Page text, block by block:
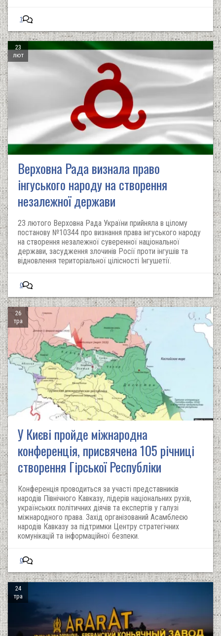
1
23
лют
Верховна Рада визнала право
інгуського народу на створення
незалежної держави
23 лютого Верховна Рада України прийняла в цілому
постанову №10344 про визнання права інгуського народу
на створення незалежної суверенної національної
держави, засудження злочинів Росії проти інгушів та
відновлення територіальної цілісності Інгушетії.
0
26
тра
У Києві пройде міжнародна
конференція, присвячена 105 річниці
створення Гірської Республіки
Конференція проводиться за участі представників
народів Північного Кавказу, лідерів національних рухів,
українських політичних діячів та експертів у галузі
міжнародного права. Захід організований Асамблеєю
народів Кавказу за підтримки Центру стратегічних
комунікацій та інформаційної безпеки.
0
24
тра